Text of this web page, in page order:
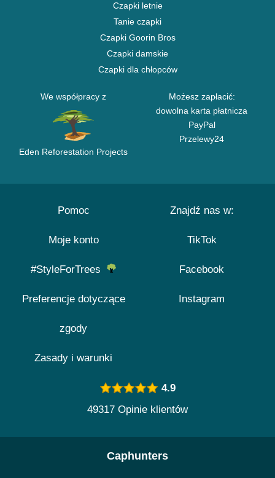
Czapki letnie
Tanie czapki
Czapki Goorin Bros
Czapki damskie
Czapki dla chłopców
We współpracy z
Eden Reforestation Projects
Możesz zapłacić:
dowolna karta płatnicza
PayPal
Przelewy24
Pomoc
Moje konto
#StyleForTrees
Preferencje dotyczące
zgody
Zasady i warunki
Znajdź nas w:
TikTok
Facebook
Instagram
4.9
49317 Opinie klientów
Caphunters